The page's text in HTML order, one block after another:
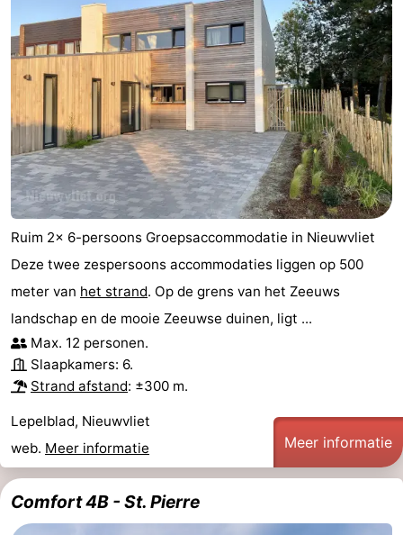
Ruim 2x 6-persoons Groepsaccommodatie in Nieuwvliet
Deze twee zespersoons accommodaties liggen op 500
meter van het strand. Op de grens van het Zeeuws
landschap en de mooie Zeeuwse duinen, ligt ...
Max. 12 personen.
Slaapkamers: 6.
Strand afstand: ±300 m.
Lepelblad, Nieuwvliet
web. Meer informatie Meer informatie
Comfort 4B - St. Pierre